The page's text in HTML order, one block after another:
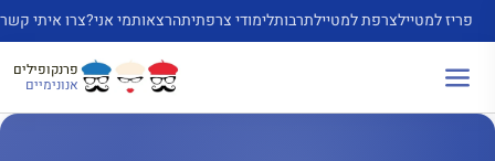
לדלג
לתוכן
פריז למטיילצרפת למטיילתרבותלימודי צרפתיתהרצאותמי אני?צרו איתי קשר
פרנקופילים
אנונימיים